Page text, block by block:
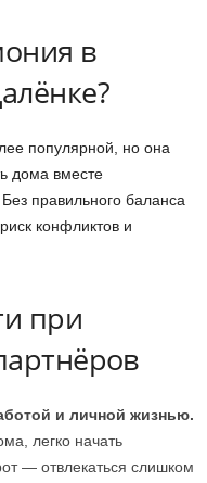
в
популярной, но она
дома вместе
правильного баланса
конфликтов и
при
и личной жизнью.
легко начать
— отвлекаться слишком